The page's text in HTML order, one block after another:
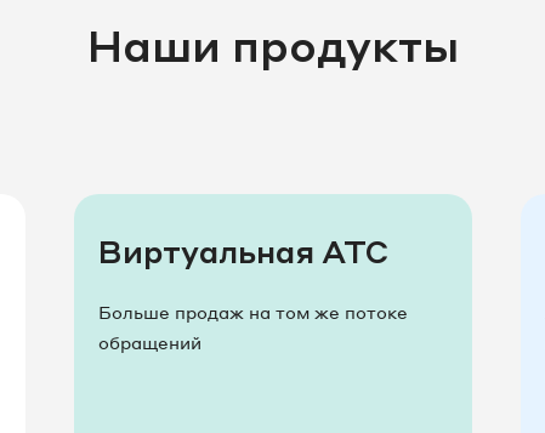
Наши продукты
Виртуальная АТС
Больше продаж на том же потоке
обращений